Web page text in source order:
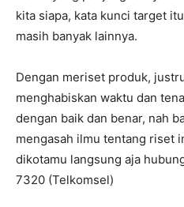
kita siapa, kata kunci target
masih banyak lainnya.
Dengan meriset produk,
menghabiskan waktu dan
dengan baik dan benar, nah
mengasah ilmu tentang riset
dikotamu langsung aja
7320 (Telkomsel)